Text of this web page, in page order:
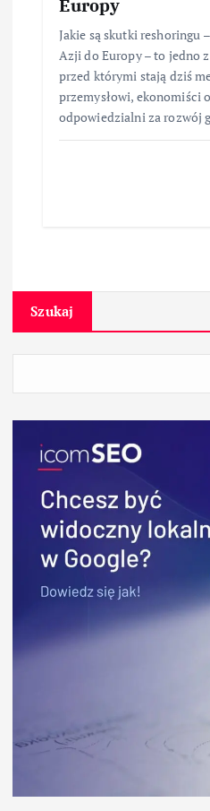
Europy
Jakie są skutki reshoringu
Azji do Europy – to jedno
przed którymi stają dziś
przemysłowi, ekonomiści
odpowiedzialni za rozwój
Szukaj